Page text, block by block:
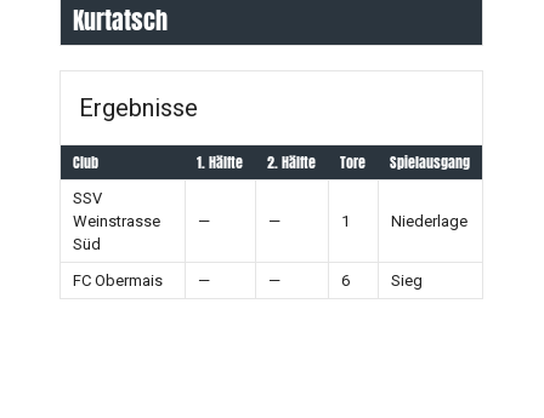
Kurtatsch
Ergebnisse
Club 1. Hälfte 2. Hälfte Tore Spielausgang
SSV
Weinstrasse
Süd
— — 1 Niederlage
FC Obermais — — 6 Sieg